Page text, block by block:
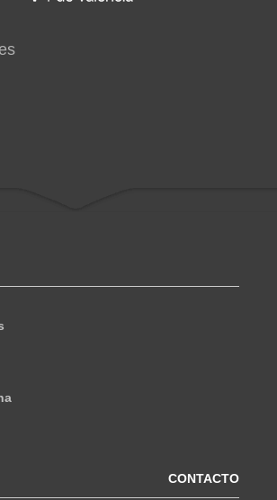
CONTACTO